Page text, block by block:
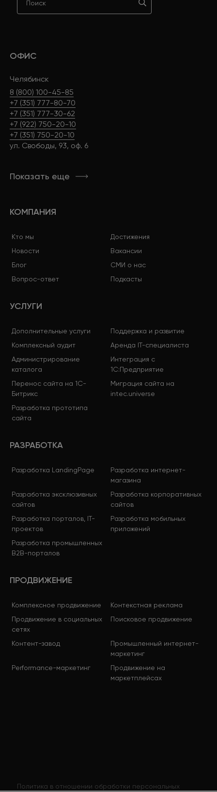
ОФИС
Челябинск
8 (800) 100-45-85
+7 (351) 777-80-70
+7 (351) 777-30-62
+7 (922) 750-20-10
+7 (351) 750-20-10
ул. Свободы, 93, оф. 6
Показать еще
КОМПАНИЯ
Кто мы
Достижения
Новости
Вакансии
Блог
СМИ о нас
Вопрос-ответ
Подкасты
УСЛУГИ
Дополнительные услуги
Поддержка и развитие
Комплексный аудит
Аренда IT-специалиста
Администрирование
каталога
Интеграция с
1С:Предприятие
Перенос сайта на 1С-
Битрикс
Миграция сайта на
intec.universe
Разработка прототипа
сайта
РАЗРАБОТКА
Разработка LandingPage
Разработка интернет-
магазина
Разработка эксклюзивных
сайтов
Разработка корпоративных
сайтов
Разработка порталов, IT-
проектов
Разработка мобильных
приложений
Разработка промышленных
B2B-порталов
ПРОДВИЖЕНИЕ
Комплексное продвижение
Контекстная реклама
Продвижение в социальных
сетях
Поисковое продвижение
Контент-завод
Промышленный интернет-
маркетинг
Performance-маркетинг
Продвижение на
маркетплейсах
Политика в отношении обработки персональных